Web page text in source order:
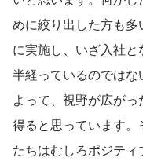
めに絞り出した方も
に実施し、いざ入社
半経っているのでは
よって、視野が広が
得ると思っています
たちはむしろポジティ